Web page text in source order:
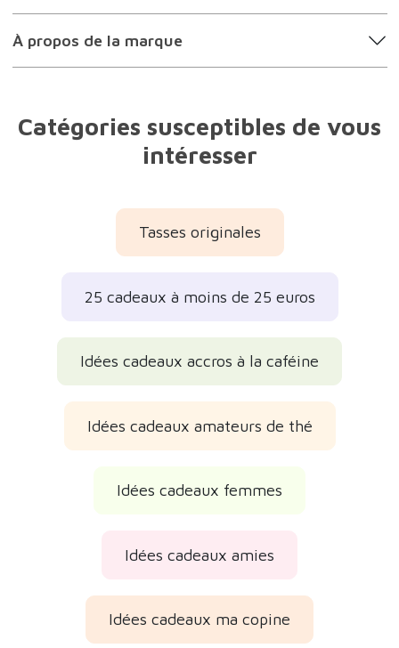
Idées cadeaux accros à la caféine
Idées cadeaux femmes
Idées cadeaux amies
Idées cadeaux filles
Idées cadeaux originaux
Idées cadeaux de la fête des Mères